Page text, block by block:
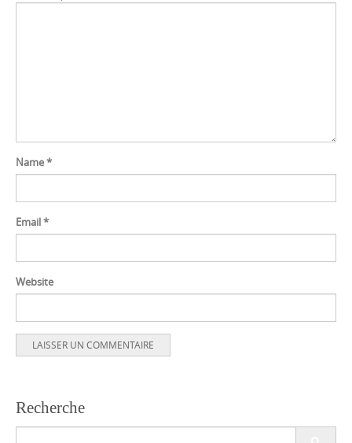
Name*
Email*
Website
Recherche